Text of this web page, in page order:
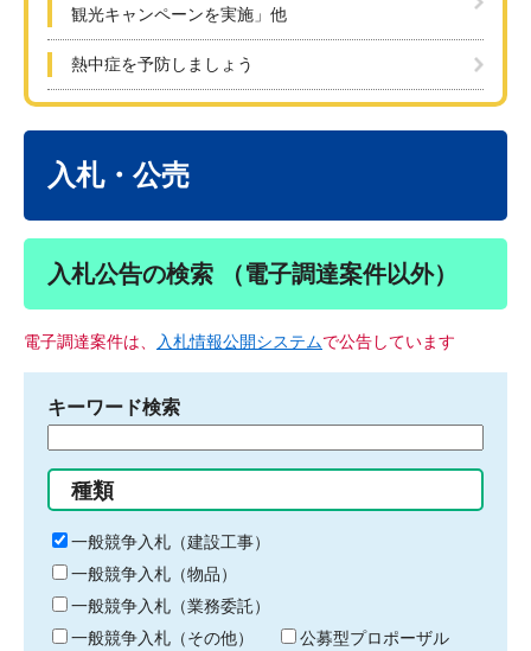
観光キャンペーンを実施」他
熱中症を予防しましょう
入札・公売
入札公告の検索 （電子調達案件以外）
電子調達案件は、 入札情報公開システムで公告しています
キーワード検索
る
キ
ー
ワ
ー
ド
種類
一般競争入札（建設工事）
一般競争入札（物品）
一般競争入札（業務委託）
一般競争入札（その他）
公募型プロポーザル